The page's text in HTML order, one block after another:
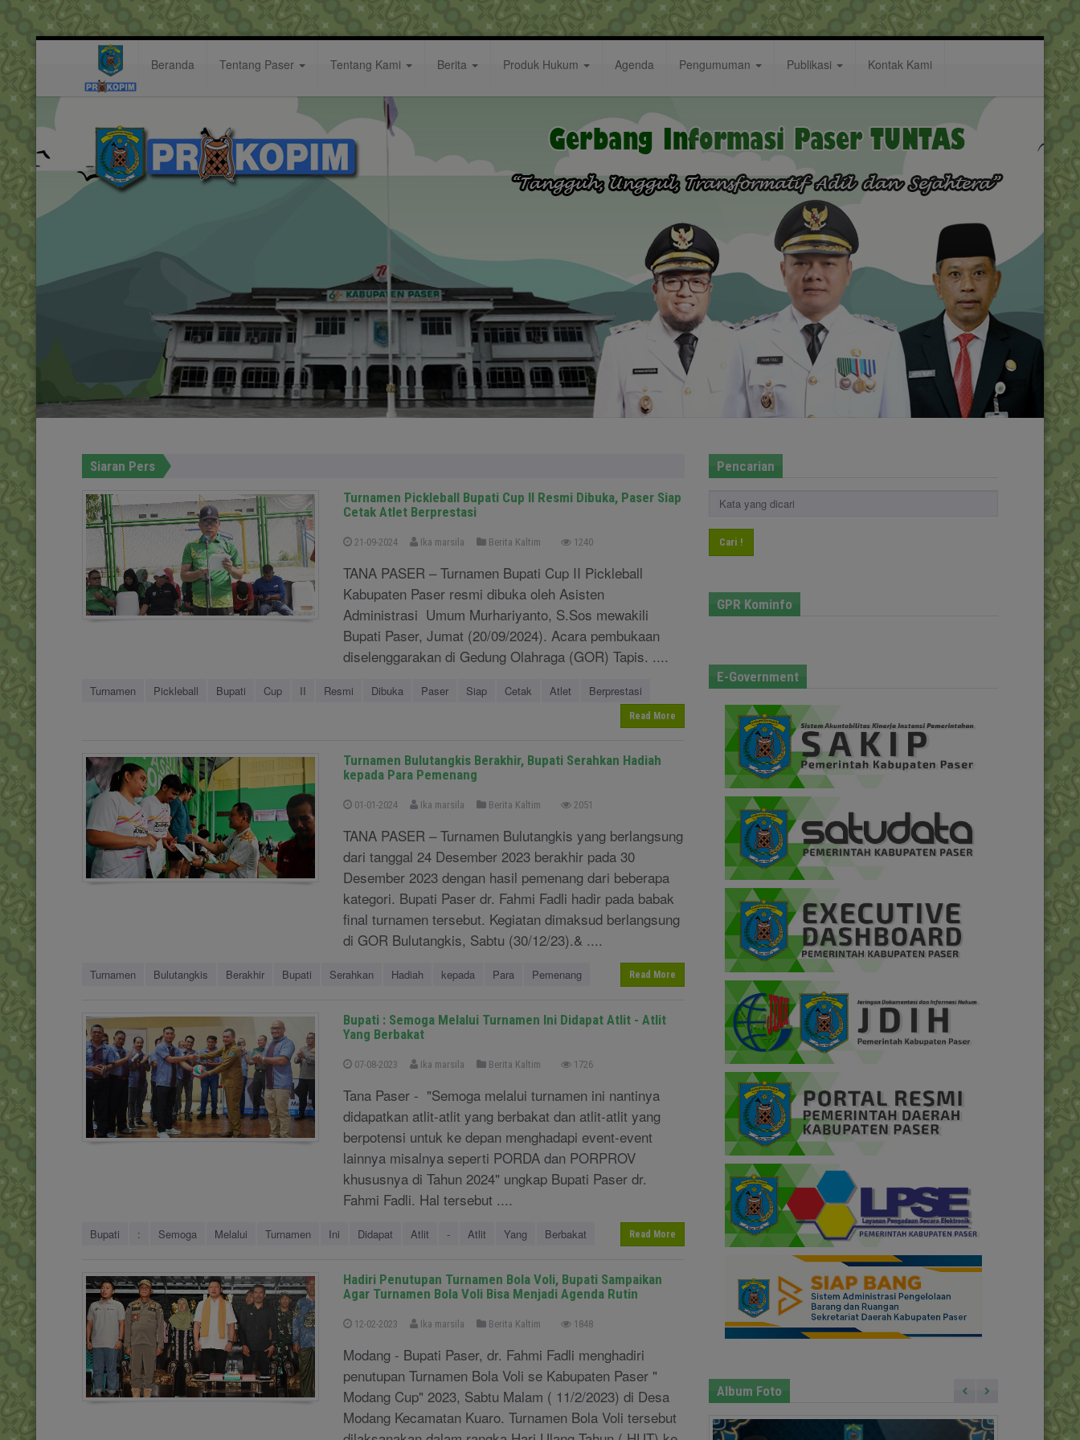
Beranda Tentang Paser Tentang Kami Berita Produk Hukum Agenda Pengumuman Publikasi Kontak Kami
Hastag:
Siaran Pers
Turnamen Pickleball Bupati Cup II Resmi Dibuka, Paser Siap
Cetak Atlet Berprestasi
21-09-2024 Ika marsila Berita Kaltim 1240
TANA PASER – Turnamen Bupati Cup II Pickleball
Kabupaten Paser resmi dibuka oleh Asisten
Administrasi Umum Murhariyanto, S.Sos mewakili
Bupati Paser, Jumat (20/09/2024). Acara pembukaan
diselenggarakan di Gedung Olahraga (GOR) Tapis. ....
Turnamen Pickleball Bupati Cup II Resmi Dibuka Paser Siap Cetak Atlet Berprestasi
Read More
Turnamen Bulutangkis Berakhir, Bupati Serahkan Hadiah
kepada Para Pemenang
01-01-2024 Ika marsila Berita Kaltim 2051
TANA PASER – Turnamen Bulutangkis yang berlangsung
dari tanggal 24 Desember 2023 berakhir pada 30
Desember 2023 dengan hasil pemenang dari beberapa
kategori. Bupati Paser dr. Fahmi Fadli hadir pada babak
final turnamen tersebut. Kegiatan dimaksud berlangsung
di GOR Bulutangkis, Sabtu (30/12/23).& ....
Turnamen Bulutangkis Berakhir Bupati Serahkan Hadiah kepada Para Pemenang Read More
Bupati : Semoga Melalui Turnamen Ini Didapat Atlit - Atlit
Yang Berbakat
07-08-2023 Ika marsila Berita Kaltim 1726
Tana Paser - "Semoga melalui turnamen ini nantinya
didapatkan atlit-atlit yang berbakat dan atlit-atlit yang
berpotensi untuk ke depan menghadapi event-event
lainnya misalnya seperti PORDA dan PORPROV
khususnya di Tahun 2024" ungkap Bupati Paser dr.
Fahmi Fadli. Hal tersebut ....
Bupati : Semoga Melalui Turnamen Ini Didapat Atlit - Atlit Yang Berbakat Read More
Hadiri Penutupan Turnamen Bola Voli, Bupati Sampaikan
Agar Turnamen Bola Voli Bisa Menjadi Agenda Rutin
12-02-2023 Ika marsila Berita Kaltim 1848
Modang - Bupati Paser, dr. Fahmi Fadli menghadiri
penutupan Turnamen Bola Voli se Kabupaten Paser "
Modang Cup" 2023, Sabtu Malam ( 11/2/2023) di Desa
Modang Kecamatan Kuaro. Turnamen Bola Voli tersebut
Pencarian
Cari !
GPR Kominfo
E-Government
Album Foto